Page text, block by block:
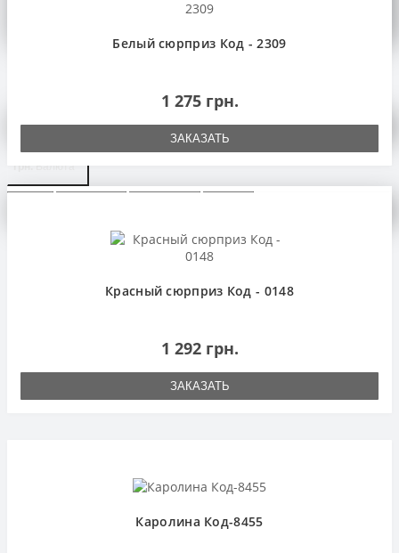
грн. Валюта
Белый сюрприз Код - 2309
1 275 грн.
ЗАКАЗАТЬ
Красный сюрприз Код - 0148
1 292 грн.
ЗАКАЗАТЬ
Каролина Код-8455